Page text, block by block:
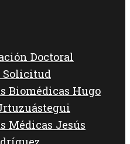
Doctoral
Solicitud
Biomédicas Hugo
Médicas Jesús